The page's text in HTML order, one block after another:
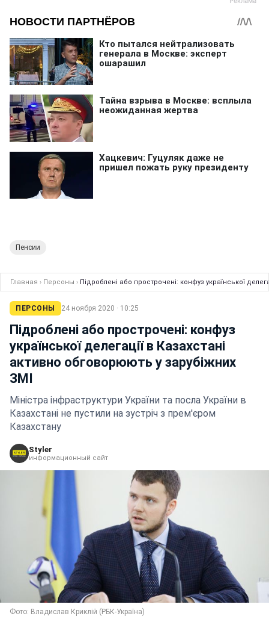
Пенсии
Главная › Персоны › Підроблені або прострочені: конфуз української
ПЕРСОНЫ 24 ноября 2020 · 10:25
Підроблені або прострочені: конфуз
української делегації в Казахстані
активно обговорюють у зарубіжних
ЗМІ
Міністра інфраструктури України та посла України в
Казахстані не пустили на зустріч з прем'єром
Казахстану
Styler
информационный сайт
Фото: Владислав Криклій (РБК-Україна)